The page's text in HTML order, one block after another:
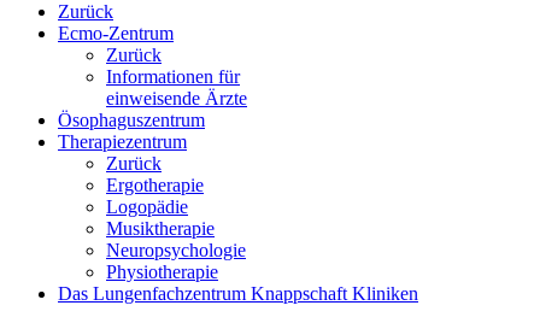
Zurück
Ecmo-Zentrum
Zurück
Informationen für
einweisende Ärzte
Ösophaguszentrum
Therapiezentrum
Zurück
Ergotherapie
Logopädie
Musiktherapie
Neuropsychologie
Physiotherapie
Das Lungenfachzentrum Knappschaft Kliniken